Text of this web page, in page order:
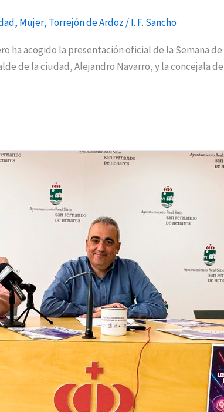
, Mujer, Torrejón de Ardoz /I. F. Sancho
ha acogido la presentación oficial de la Semana
de la ciudad, Alejandro Navarro, y la concejala